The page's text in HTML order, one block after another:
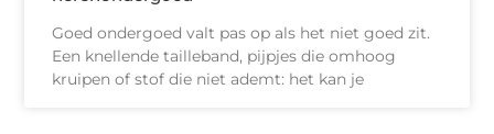
Goed ondergoed valt pas op als het niet goed zit.
Een knellende tailleband, pijpjes die omhoog
kruipen of stof die niet ademt: het kan je